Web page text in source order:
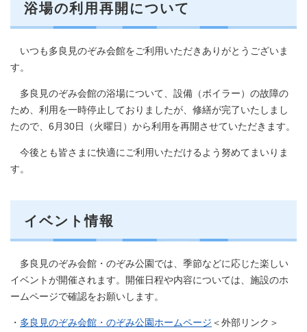
浴場の利用再開について
いつも多良見のぞみ会館をご利用いただきありがとうございま
す。
多良見のぞみ会館の浴場について、設備（ボイラー）の故障の
ため、利用を一時停止しておりましたが、修繕が完了いたしまし
たので、6月30日（火曜日）から利用を再開させていただきます。
今後とも皆さまに快適にご利用いただけるよう努めてまいりま
す。
イベント情報
多良見のぞみ会館・のぞみ公園では、季節などに応じた楽しい
イベントが開催されます。開催日程や内容については、施設のホ
ームページで確認をお願いします。
・ 多良見のぞみ会館・のぞみ公園ホームページ ＜外部リンク＞